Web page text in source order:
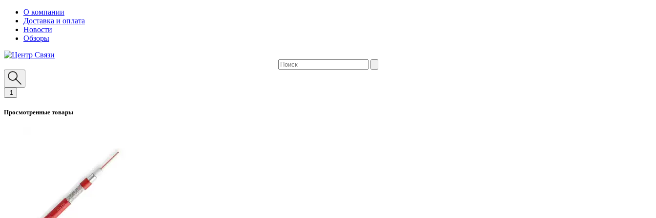
О компании
Доставка и оплата
Новости
Обзоры
1
Просмотренные товары